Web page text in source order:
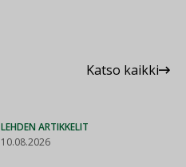
Katso kaikki
LEHDEN ARTIKKELIT
10.08.2026